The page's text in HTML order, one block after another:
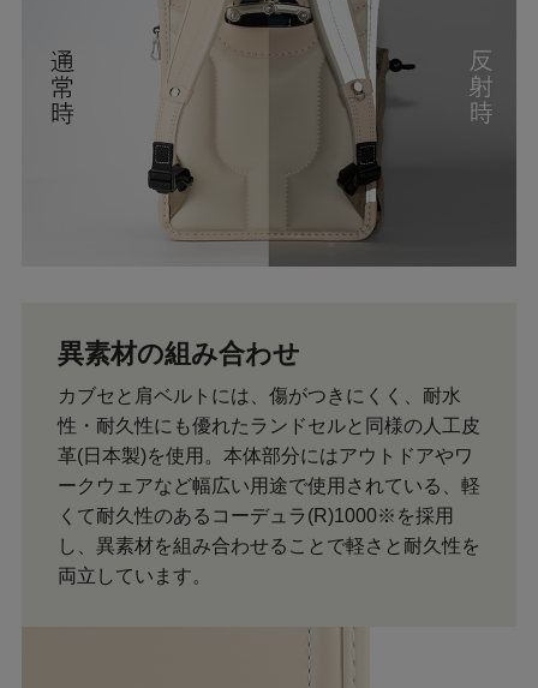
異素材の組み合わせ
カブセと肩ベルトには、傷がつきにくく、耐水
性・耐久性にも優れたランドセルと同様の人工皮
革(日本製)を使用。本体部分にはアウトドアやワ
ークウェアなど幅広い用途で使用されている、軽
くて耐久性のあるコーデュラ(R)1000※を採用
し、異素材を組み合わせることで軽さと耐久性を
両立しています。